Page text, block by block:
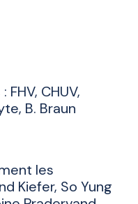
CHUV,
B. Braun
les
Kiefer, So Yung